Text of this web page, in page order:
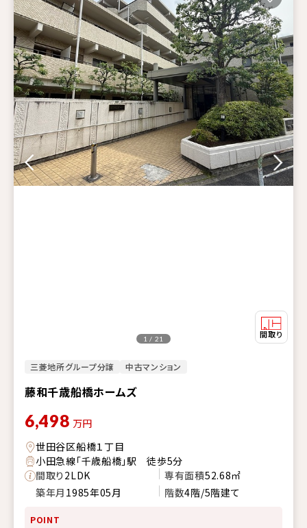
三菱地所グループ分譲 中古マンション
藤和千歳船橋ホームズ
1 / 21
6,498 万円
世田谷区船橋１丁目
小田急線「千歳船橋」駅 徒歩5分
間取り2LDK 専有面積52.68㎡
築年月 1985年05月 階数4階/5階建て
POINT